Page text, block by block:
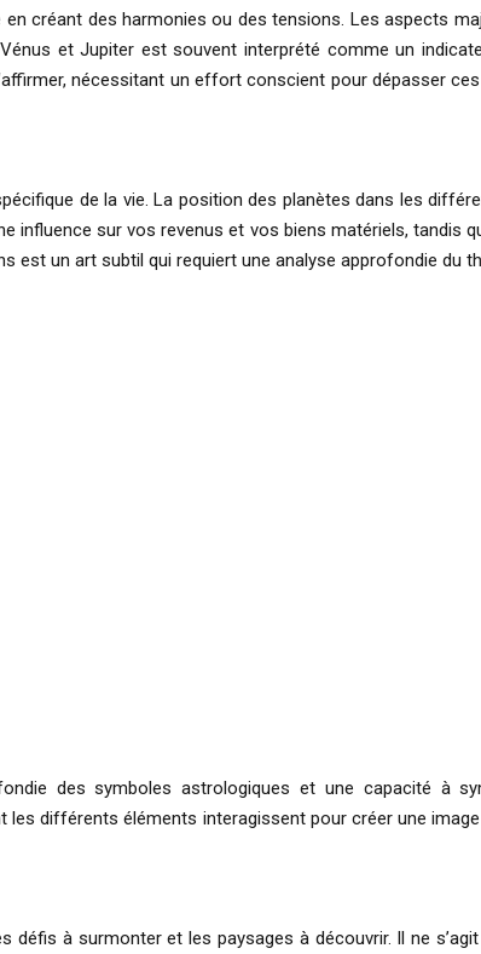
créant des harmonies ou des tensions. Les aspects
et Jupiter est souvent interprété comme un
nécessitant un effort conscient pour dépasser
de la vie. La position des planètes dans les
influence sur vos revenus et vos biens matériels, tandis
un art subtil qui requiert une analyse approfondie du
des symboles astrologiques et une capacité à
différents éléments interagissent pour créer une
à surmonter et les paysages à découvrir. Il ne